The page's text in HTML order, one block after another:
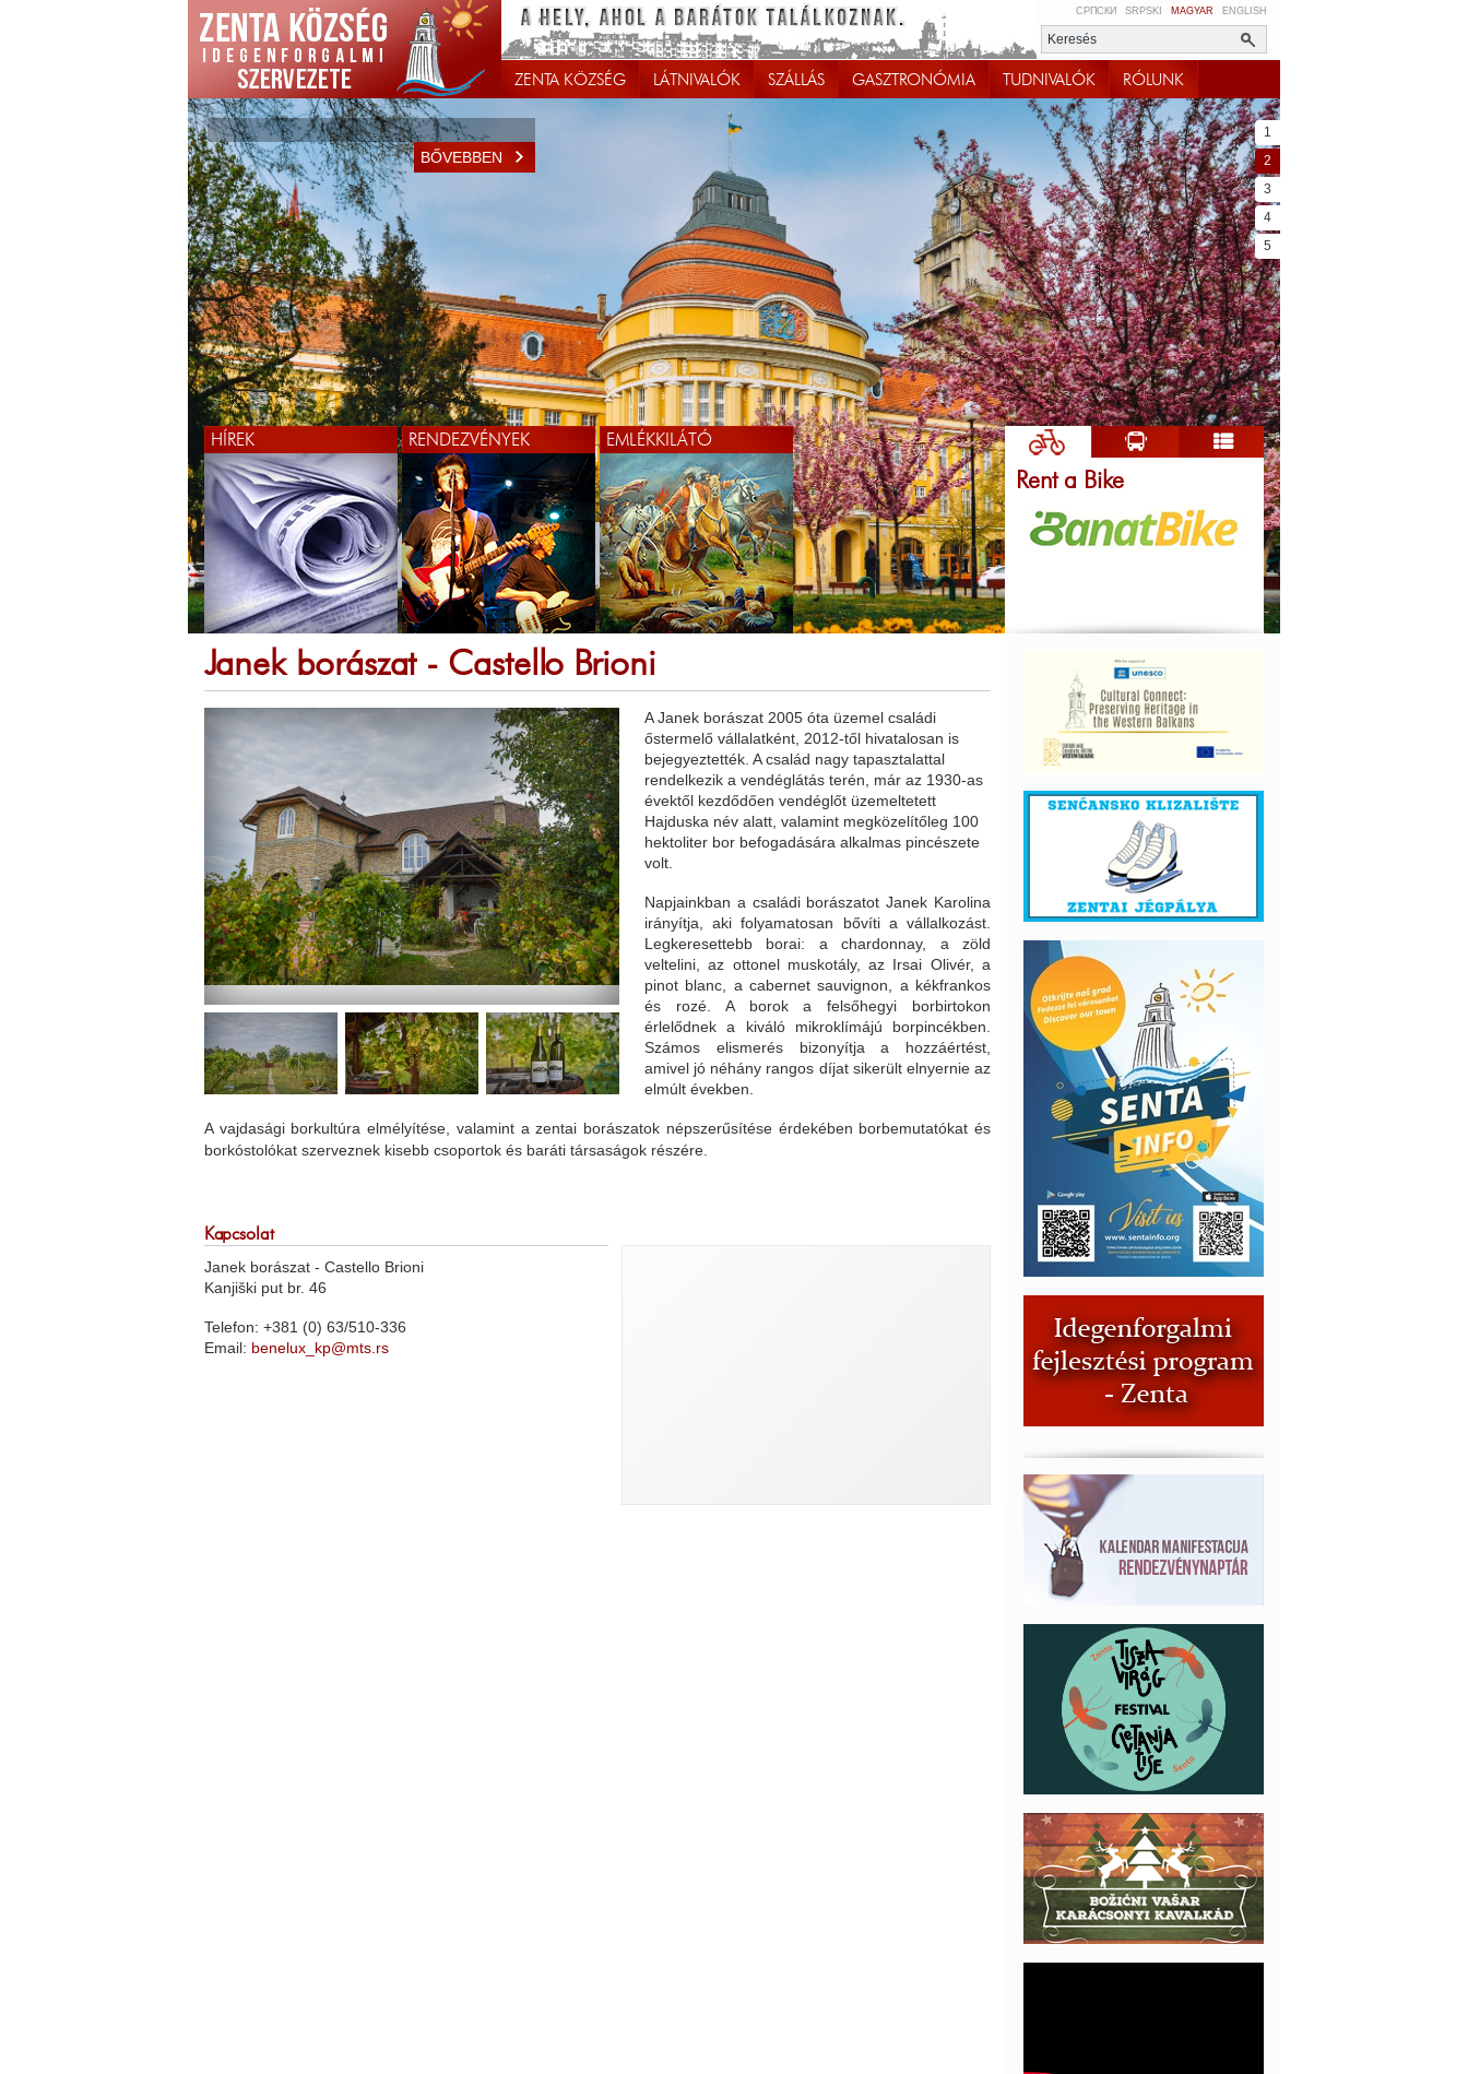
СРПСКИ SRPSKI MAGYAR ENGLISH
ZENTA KÖZSÉG LÁTNIVALÓK SZÁLLÁS GASZTRONÓMIA TUDNIVALÓK RÓLUNK
BŐVEBBEN
1
2
3
4
5
HÍREK RENDEZVÉNYEK EMLÉKKILÁTÓ
Rent a Bike
Janek borászat - Castello Brioni
A Janek borászat 2005 óta üzemel családi
őstermelő vállalatként, 2012-től hivatalosan is
bejegyeztették. A család nagy tapasztalattal
rendelkezik a vendéglátás terén, már az 1930-as
évektől kezdődően vendéglőt üzemeltetett
Hajduska név alatt, valamint megközelítőleg 100
hektoliter bor befogadására alkalmas pincészete
volt.
Napjainkban a családi borászatot Janek Karolina
irányítja, aki folyamatosan bővíti a vállalkozást.
Legkeresettebb borai: a chardonnay, a zöld
veltelini, az ottonel muskotály, az Irsai Olivér, a
pinot blanc, a cabernet sauvignon, a kékfrankos
és rozé. A borok a felsőhegyi borbirtokon
érlelődnek a kiváló mikroklímájú borpincékben.
Számos elismerés bizonyítja a hozzáértést,
amivel jó néhány rangos díjat sikerült elnyernie az
elmúlt években.
A vajdasági borkultúra elmélyítése, valamint a zentai borászatok népszerűsítése érdekében borbemutatókat és
borkóstolókat szerveznek kisebb csoportok és baráti társaságok részére.
Kapcsolat
Janek borászat - Castello Brioni
Kanjiški put br. 46
Telefon: +381 (0) 63/510-336
Email: benelux_kp@mts.rs